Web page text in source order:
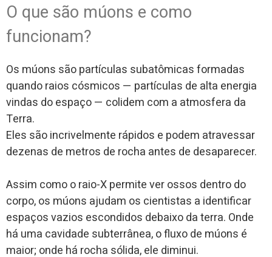
O que são múons e como
funcionam?
Os múons são partículas subatômicas formadas
quando raios cósmicos — partículas de alta energia
vindas do espaço — colidem com a atmosfera da
Terra.
Eles são incrivelmente rápidos e podem atravessar
dezenas de metros de rocha antes de desaparecer.
Assim como o raio-X permite ver ossos dentro do
corpo, os múons ajudam os cientistas a identificar
espaços vazios escondidos debaixo da terra. Onde
há uma cavidade subterrânea, o fluxo de múons é
maior; onde há rocha sólida, ele diminui.